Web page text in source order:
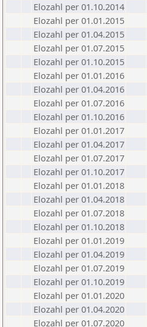
Elozahl per 01.10.2014
Elozahl per 01.01.2015
Elozahl per 01.04.2015
Elozahl per 01.07.2015
Elozahl per 01.10.2015
Elozahl per 01.01.2016
Elozahl per 01.04.2016
Elozahl per 01.07.2016
Elozahl per 01.10.2016
Elozahl per 01.01.2017
Elozahl per 01.04.2017
Elozahl per 01.07.2017
Elozahl per 01.10.2017
Elozahl per 01.01.2018
Elozahl per 01.04.2018
Elozahl per 01.07.2018
Elozahl per 01.10.2018
Elozahl per 01.01.2019
Elozahl per 01.04.2019
Elozahl per 01.07.2019
Elozahl per 01.10.2019
Elozahl per 01.01.2020
Elozahl per 01.04.2020
Elozahl per 01.07.2020